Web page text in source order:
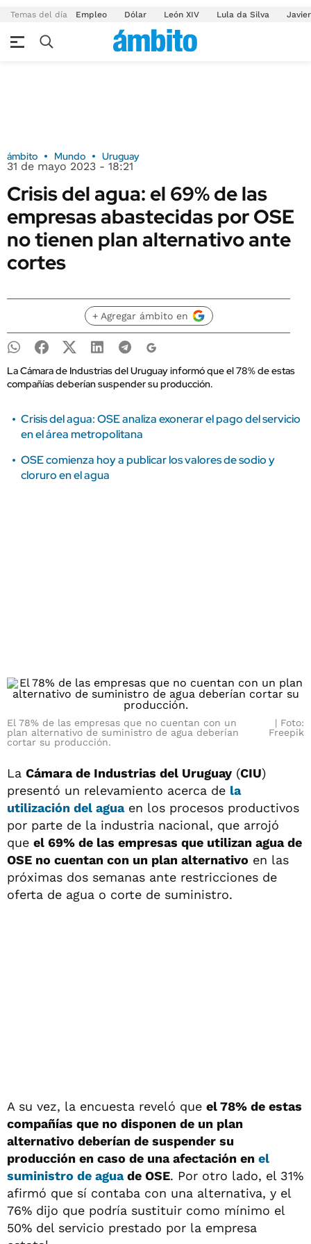
Temas del día Empleo Dólar León XIV Lula da Silva
ámbito Mundo Uruguay
31 de mayo 2023 - 18:21
Crisis del agua: el 69% de las
empresas abastecidas por OSE
no tienen plan alternativo ante
cortes
+ Agregar ámbito en
La Cámara de Industrias del Uruguay informó que el 78% de estas
compañías deberían suspender su producción.
Crisis del agua: OSE analiza exonerar el pago del servicio
en el área metropolitana
OSE comienza hoy a publicar los valores de sodio y
cloruro en el agua
El 78% de las empresas que no cuentan con un
plan alternativo de suministro de agua deberían
cortar su producción.
Foto:
Freepik
La Cámara de Industrias del Uruguay (CIU)
presentó un relevamiento acerca de la
utilización del aguaen los procesos productivos
por parte de la industria nacional, que arrojó
que el 69% de las empresas que utilizan agua de
OSE no cuentan con un plan alternativo en las
próximas dos semanas ante restricciones de
oferta de agua o corte de suministro.
A su vez, la encuesta reveló que el 78% de estas
compañías que no disponen de un plan
alternativo deberían de suspender su
producción en caso de una afectación en el
suministro de aguade OSE. Por otro lado, el 31%
afirmó que sí contaba con una alternativa, y el
76% dijo que podría sustituir como mínimo el
50% del servicio prestado por la empresa